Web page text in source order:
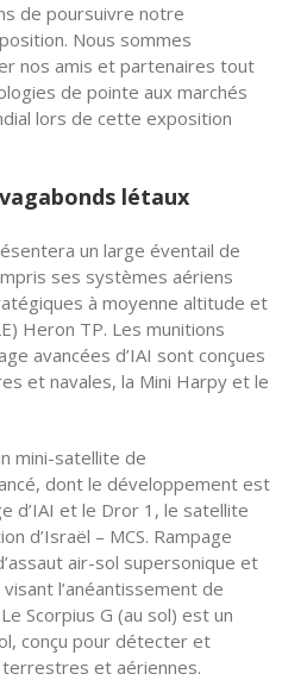
de poursuivre notre
Nous sommes
nos amis et partenaires tout
de pointe aux marchés
lors de cette exposition
létaux
un large éventail de
ses systèmes aériens
à moyenne altitude et
Heron TP. Les munitions
avancées d’IAI sont conçues
et navales, la Mini Harpy et le
mini-satellite de
dont le développement est
d’IAI et le Dror 1, le satellite
d’Israël – MCS. Rampage
air-sol supersonique et
l’anéantissement de
Scorpius G (au sol) est un
conçu pour détecter et
et aériennes.